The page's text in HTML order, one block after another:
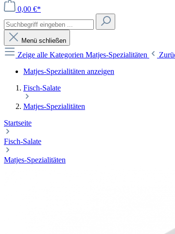
0,00 €*
Menü schließen
Zeige alle Kategorien Matjes-Spezialitäten
Matjes-Spezialitäten anzeigen
Fisch-Salate
Matjes-Spezialitäten
Startseite
Fisch-Salate
Matjes-Spezialitäten